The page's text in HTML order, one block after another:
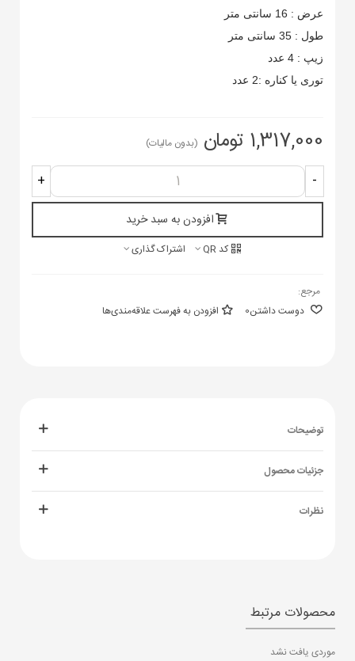
عرض : 16 سانتی متر
طول : 35 سانتی متر
زیپ : 4 عدد
توری یا کناره :2 عدد
1,317,000 تومان (بدون مالیات)
-
+
افزودن به سبد خرید
کد QR اشتراک گذاری
مرجع:
دوست داشتن0 افزودن به فهرست علاقه‌مندی‌ها
توضیحات
جزئیات محصول
نظرات
محصولات مرتبط
موردی یافت نشد